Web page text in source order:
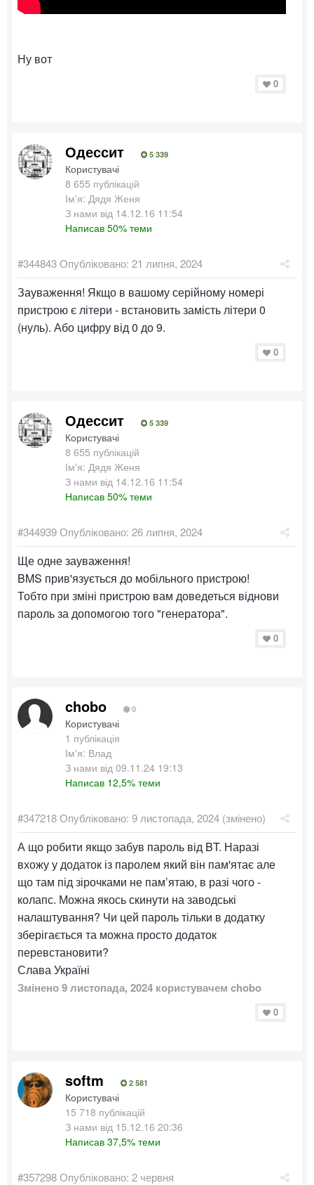
Ну вот
0
Одессит 5 339
Користувачі
8 655 публікацій
Ім'я: Дядя Женя
З нами від 14.12.16 11:54
Написав 50% теми
#344843Опубліковано: 21 липня, 2024
Зауваження! Якщо в вашому серійному номері
пристрою є літери - встановить замість літери 0
(нуль). Або цифру від 0 до 9.
0
Одессит 5 339
Користувачі
8 655 публікацій
Ім'я: Дядя Женя
З нами від 14.12.16 11:54
Написав 50% теми
#344939Опубліковано: 26 липня, 2024
Ще одне зауваження!
BMS прив'язується до мобільного пристрою!
Тобто при зміні пристрою вам доведеться віднови
пароль за допомогою того "генератора".
0
chobo 0
Користувачі
1 публікація
Ім'я: Влад
З нами від 09.11.24 19:13
Написав 12,5% теми
#347218Опубліковано: 9 листопада, 2024 (змінено)
А що робити якщо забув пароль від BT. Наразі
вхожу у додаток із паролем який він пам'ятає але
що там під зірочками не пам’ятаю, в разі чого -
колапс. Можна якось скинути на заводські
налаштування? Чи цей пароль тільки в додатку
зберігається та можна просто додаток
перевстановити?
Слава Україні
Змінено9 листопада, 2024 користувачем chobo
0
softm 2 581
Користувачі
15 718 публікацій
З нами від 15.12.16 20:36
Написав 37,5% теми
#357298Опубліковано: 2 червня